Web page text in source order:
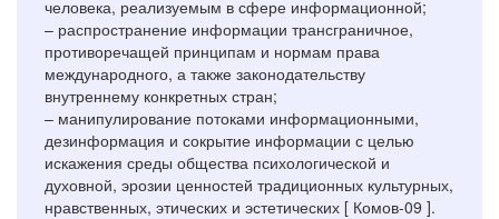
человека, реализуемым в сфере информационной;
– распространение информации трансграничное,
противоречащей принципам и нормам права
международного, а также законодательству
внутреннему конкретных стран;
– манипулирование потоками информационными,
дезинформация и сокрытие информации с целью
искажения среды общества психологической и
духовной, эрозии ценностей традиционных культурных,
нравственных, этических и эстетических [ Комов-09 ].